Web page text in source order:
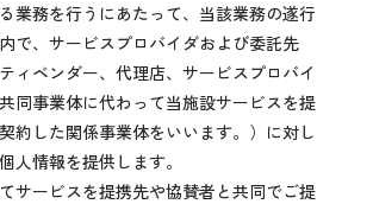
業務を行うにあたって、当該業務の遂行
で、サービスプロバイダおよび委託先
ティベンダー、代理店、サービスプロバイ
同事業体に代わって当施設サービスを提
約した関係事業体をいいます。）に対し
人情報を提供します。
サービスを提携先や協賛者と共同でご提